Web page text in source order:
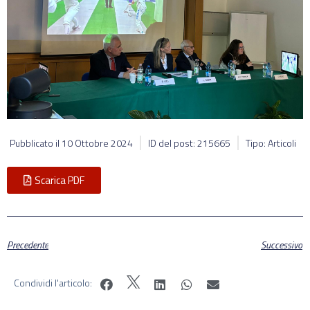
Pubblicato il 10 Ottobre 2024 ID del post: 215665 Tipo: Articoli
Scarica PDF
Precedente Successivo
Condividi l'articolo: